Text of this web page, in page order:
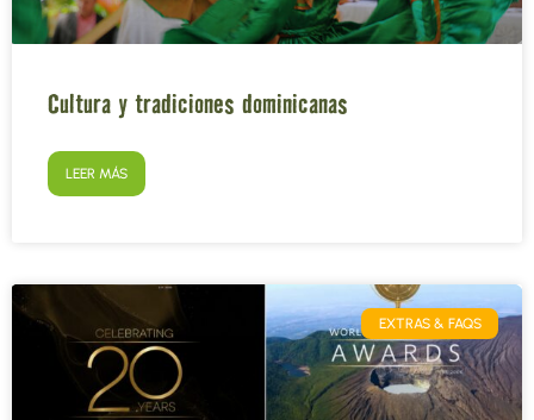
Cultura y tradiciones dominicanas
LEER MÁS
EXTRAS & FAQS